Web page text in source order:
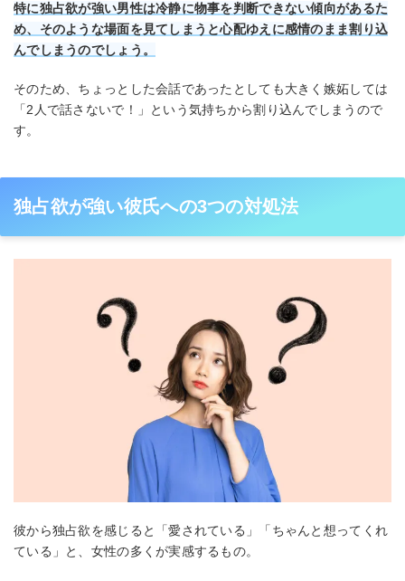
特に独占欲が強い男性は冷静に物事を判断できない傾向があるた
め、そのような場面を見てしまうと心配ゆえに感情のまま割り込
んでしまうのでしょう。
そのため、ちょっとした会話であったとしても大きく嫉妬しては
「2人で話さないで！」という気持ちから割り込んでしまうので
す。
独占欲が強い彼氏への3つの対処法
彼から独占欲を感じると「愛されている」「ちゃんと想ってくれ
ている」と、女性の多くが実感するもの。